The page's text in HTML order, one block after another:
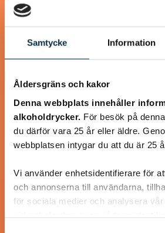
Samtycke Information
Åldersgräns och kakor
Denna webbplats innehåller
alkoholdrycker. För besök på
du därför vara 25 år eller äldre.
webbplatsen intygar du att du är 25
Vi använder enhetsidentifierare för
och annonserna till användarna,
för sociala medier och analysera
Köttfärskebab med
Kebabkrydda
Supergott, nyttigt och enkelt! Jag